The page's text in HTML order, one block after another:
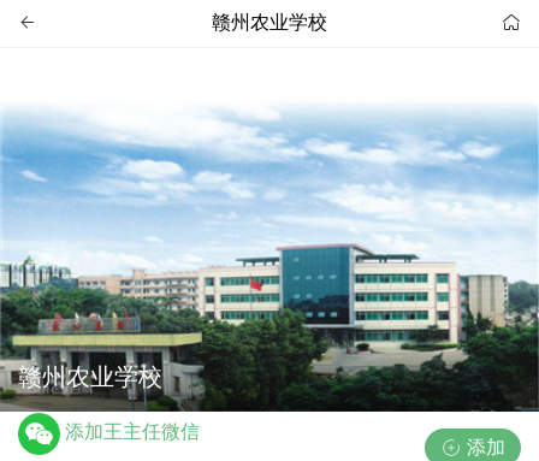
 赣州农业学校 
赣州农业学校
添加王主任微信
 添加